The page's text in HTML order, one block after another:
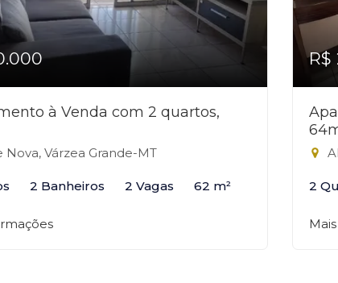
à Venda com 2 quartos,
Nova, Várzea Grande-MT
2 Banheiros 2 Vagas 62 m²
R$
2